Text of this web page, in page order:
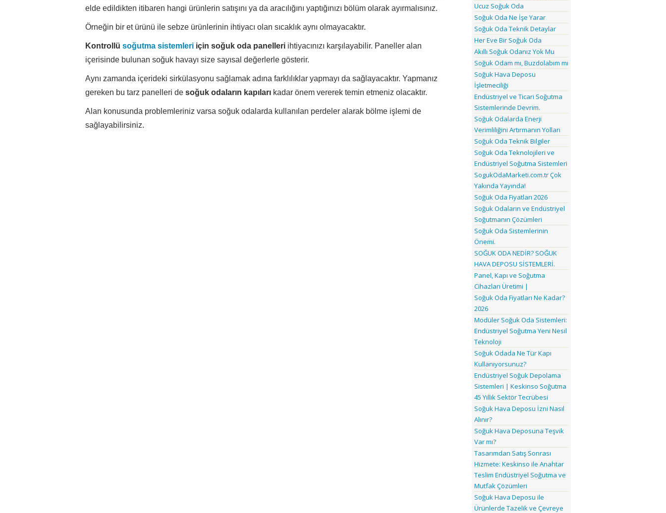
elde edildikten itibaren hangi ürünlerin satışını ya da aracılığını yaptığınızı bölüm olarak ayırmalısınız.
Örneğin bir et ürünü ile sebze ürünlerinin ihtiyacı olan sıcaklık aynı olmayacaktır.
Kontrollü soğutma sistemleri için soğuk oda panelleri ihtiyacınızı karşılayabilir. Paneller alan
içerisinde bulunan soğuk havayı size sayısal değerlerle gösterir.
Aynı zamanda içerideki sirkülasyonu sağlamak adına farklılıklar yapmayı da sağlayacaktır. Yapmanız
gereken bu tarz panelleri de soğuk odaların kapıları kadar önem vererek temin etmeniz olacaktır.
Alan konusunda problemleriniz varsa soğuk odalarda kullanılan perdeler alarak bölme işlemi de
sağlayabilirsiniz.
Ucuz Soğuk Oda
Soğuk Oda Ne İşe Yarar
Soğuk Oda Teknik Detaylar
Her Eve Bir Soğuk Oda
Akıllı Soğuk Odanız Yok Mu
Soğuk Odam mı, Buzdolabım mı
Soğuk Hava Deposu
İşletmeciliği
Endüstriyel ve Ticari Soğutma
Sistemlerinde Devrim.
Soğuk Odalarda Enerji
Verimliliğini Artırmanın Yolları
Soğuk Oda Teknik Bilgiler
Soğuk Oda Teknolojileri ve
Endüstriyel Soğutma Sistemleri
SogukOdaMarketi.com.tr Çok
Yakında Yayında!
Soğuk Oda Fiyatları 2026
Soğuk Odaların ve Endüstriyel
Soğutmanın Çözümleri
Soğuk Oda Sistemlerinin
Önemi.
SOĞUK ODA NEDİR? SOĞUK
HAVA DEPOSU SİSTEMLERİ.
Panel, Kapı ve Soğutma
Cihazları Üretimi |
Soğuk Oda Fiyatları Ne Kadar?
2026
Modüler Soğuk Oda Sistemleri:
Endüstriyel Soğutma Yeni Nesil
Teknoloji
Soğuk Odada Ne Tür Kapı
Kullanıyorsunuz?
Endüstriyel Soğuk Depolama
Sistemleri | Keskinso Soğutma
45 Yıllık Sektör Tecrübesi
Soğuk Hava Deposu İzni Nasıl
Alınır?
Soğuk Hava Deposuna Teşvik
Var mı?
Tasarımdan Satış Sonrası
Hizmete: Keskinso ile Anahtar
Teslim Endüstriyel Soğutma ve
Mutfak Çözümleri
Soğuk Hava Deposu ile
Ürünlerde Tazelik ve Çevreye